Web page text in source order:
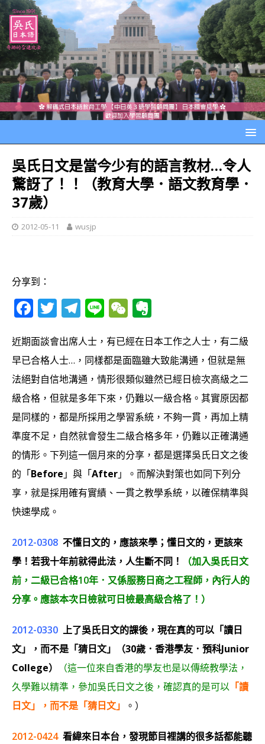
吳氏日文是當今少有的語言教材…令人
驚訝了！！（教育大學．語文教育學．
37歲）
2012-05-11 wusjp
分享到：
F
c
e
b
o
o
k
T
it
te
r
T
e
g
ra
m
Li
e
W
C
h
at
e
r
n
o
te
近期面談會出席人士，有已經在日本工作之人士，有二級
早已合格人士…，同樣都是面臨雖大致能溝通，但就是無
法絕對自信地溝通，情形很類似雖然已經日檢次高級之二
級合格，但就是多年下來，仍難以一級合格。其實原因都
是同樣的，都是所採用之學習系統，不夠一貫，再加上精
準度不足，自然就會發生二級合格多年，仍難以正確溝通
的情形。下列這一個月來的分享，都是選擇吳氏日文之後
的「Before 」與「After」。而解決對策也如同下列分
享，就是採用確有實績、一貫之教學系統，以確保精準與
快速學成。
2012-0308 不懂日文的，應該來學；懂日文的，更該來
學！若我十年前就得此法，人生斷不同！
（加入吳氏日文
前，二級已合格10年．又係服務日商之工程師，內行人的
分享。應該本次日檢就可日檢最高級合格了！）
2012-0330 上了吳氏日文的課後，現在真的可以「讀日
文」，而不是「猜日文」（30歲．香港學友．預科Junior
College）
（這一位來自香港的學友也是以傳統教學法，
久學難以精準，參加吳氏日文之後，確認真的是可以 「讀
日文」，而不是「猜日文」
。）
2012-0424 看緯來日本台，發現節目裡講的很多話都能聽